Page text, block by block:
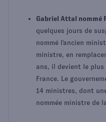
Gabriel Attal nommé
quelques jours de
nommé l'ancien
ministre, en
ans, il devient le plus
France. Le
14 ministres, dont
nommée ministre de